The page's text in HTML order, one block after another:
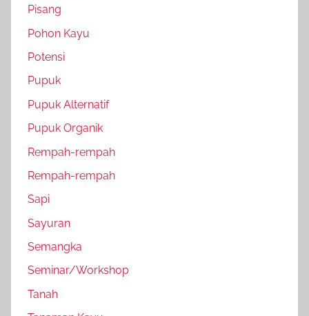
Pisang
Pohon Kayu
Potensi
Pupuk
Pupuk Alternatif
Pupuk Organik
Rempah-rempah
Rempah-rempah
Sapi
Sayuran
Semangka
Seminar/Workshop
Tanah